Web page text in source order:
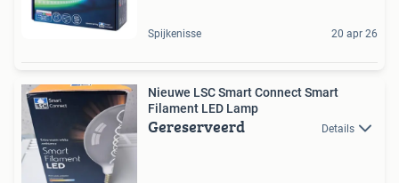
Spijkenisse 20 apr 26
Nieuwe LSC Smart Connect Smart
Filament LED Lamp
Gereserveerd Details